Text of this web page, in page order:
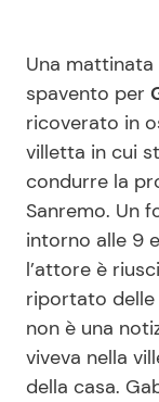
Viaggi e Turismo
Festività
Seguici
Info
Chi siamo
Una
spavento per
ricoverato in
villetta in cui
condurre la
Sanremo. Un
intorno alle 9
l’attore è
riportato delle
non è una
viveva nella
della casa.